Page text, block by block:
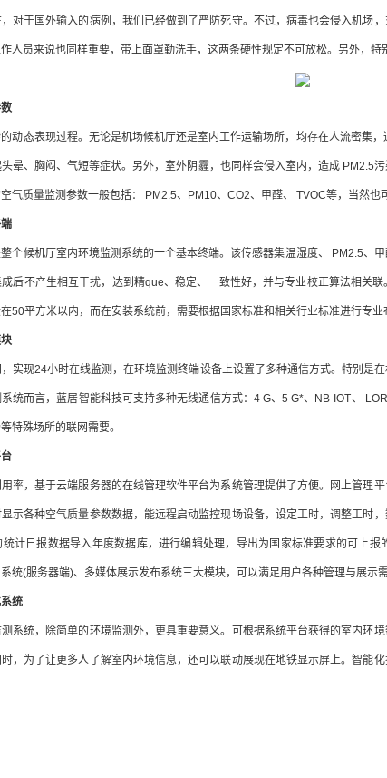
对于国外输入的病例，我们已经做到了严防死守。不过，病毒也会侵入机场
人员来说也同样重要，带上面罩勤洗手，这两条硬性规定不可放松。另外，特
动态表现过程。无论是机场候机厅还是室内工作运输场所，均存在人流密集
晕、胸闷、气短等症状。另外，室外阴霾，也同样会侵入室内，造成 PM2.5
气质量监测参数一般包括： PM2.5、PM10、CO2、甲醛、 TVOC等，当然也
个候机厅室内环境监测系统的一个基本终端。该传感器集温湿度、 PM2.5、
后不产生相互干扰，达到精que、稳定、一致性好，并与专业校正算法相关
50平方米以内，而在安装系统前，需要根据国家标准和相关行业标准进行专业
实现24小时在线监测，在环境监测终端设备上设置了多种通信方式。特别是
统而言，蓝居智能科技可支持多种无线通信方式：4 G、5 G*、NB-IOT、
特殊场所的联网需要。
率，基于云端服务器的在线管理软件平台为系统管理提供了方便。网上管理
示各种空气质量参数数据，能远程启动监控现场设备，设定工时，调整工时
计日报数据导入年度数据库，进行编辑处理，导出为国家标准要求的可上
统(服务器端)、多媒体展示发布系统三大模块，可以满足用户各种管理与展示需
统
系统，除简单的环境监测外，更具重要意义。可根据系统平台获得的室内环
，为了让更多人了解室内环境信息，还可以联动展现在地铁显示屏上。智能